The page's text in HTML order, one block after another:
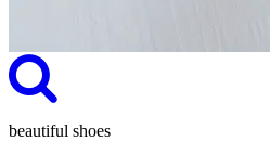
beautiful shoes